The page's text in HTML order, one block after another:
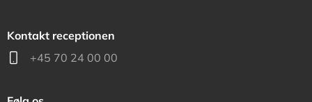
Kontakt receptionen
+45 70 24 00 00